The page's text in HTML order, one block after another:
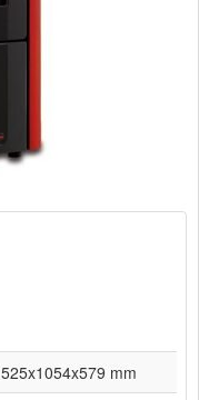
525x1054x579 mm